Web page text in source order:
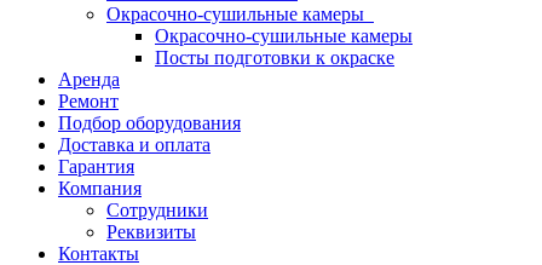
Окрасочно-сушильные камеры
Окрасочно-сушильные камеры
Посты подготовки к окраске
Аренда
Ремонт
Подбор оборудования
Доставка и оплата
Гарантия
Компания
Сотрудники
Реквизиты
Контакты